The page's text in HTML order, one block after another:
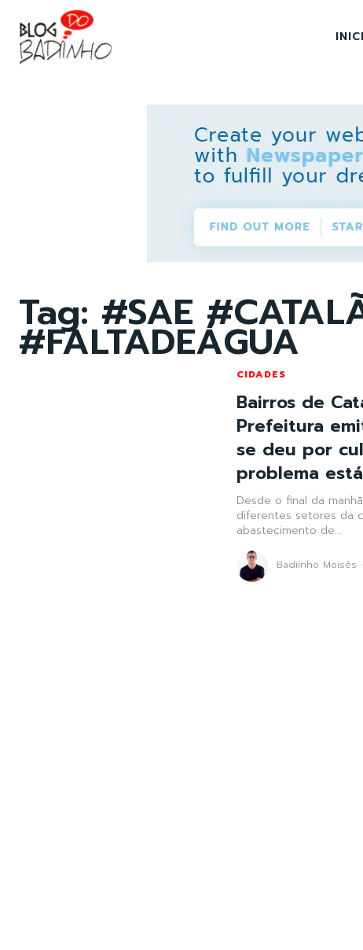
Tag: #SAE
#FALTADEÁGUA
CIDADES
Bairros de
Prefeitura
se deu por
problema
Desde o final da
diferentes setores da
abastecimento de...
Badiinho Moisés